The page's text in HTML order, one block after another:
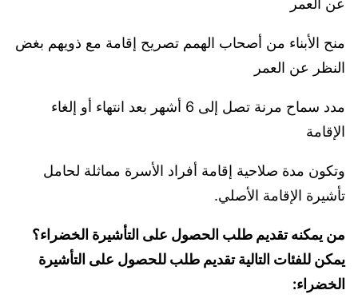
عن العمر
منح الأبناء من أصحاب الهمم تصريح إقامة مع ذويهم بغض
النظر عن العمر
مدد سماح مرنة تصل إلى 6 أشهر بعد انتهاء أو إلغاء
الإقامة
وتكون مدة صلاحية إقامة أفراد الأسرة مماثلة لحامل
تأشيرة الإقامة الأصلي.
من يمكنه تقديم طلب الحصول على التأشيرة الخضراء؟
يمكن للفئات التالية تقديم طلب للحصول على التأشيرة
الخضراء: